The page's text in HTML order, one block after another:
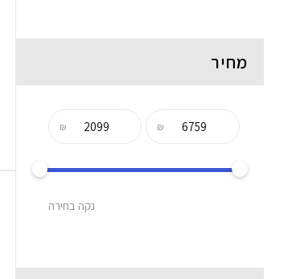
מחיר
₪
₪
נקה בחירה